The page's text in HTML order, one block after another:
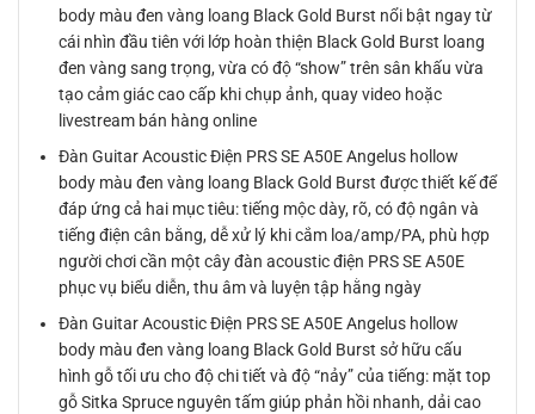
body màu đen vàng loang Black Gold Burst nổi bật ngay từ
cái nhìn đầu tiên với lớp hoàn thiện Black Gold Burst loang
đen vàng sang trọng, vừa có độ “show” trên sân khấu vừa
tạo cảm giác cao cấp khi chụp ảnh, quay video hoặc
livestream bán hàng online
Đàn Guitar Acoustic Điện PRS SE A50E Angelus hollow
body màu đen vàng loang Black Gold Burst được thiết kế để
đáp ứng cả hai mục tiêu: tiếng mộc dày, rõ, có độ ngân và
tiếng điện cân bằng, dễ xử lý khi cắm loa/amp/PA, phù hợp
người chơi cần một cây đàn acoustic điện PRS SE A50E
phục vụ biểu diễn, thu âm và luyện tập hằng ngày
Đàn Guitar Acoustic Điện PRS SE A50E Angelus hollow
body màu đen vàng loang Black Gold Burst sở hữu cấu
hình gỗ tối ưu cho độ chi tiết và độ “nảy” của tiếng: mặt top
gỗ Sitka Spruce nguyên tấm giúp phản hồi nhanh, dải cao